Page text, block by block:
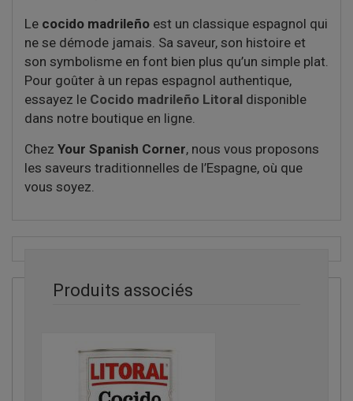
Le cocido madrileño est un classique espagnol qui
ne se démode jamais. Sa saveur, son histoire et
son symbolisme en font bien plus qu’un simple plat.
Pour goûter à un repas espagnol authentique,
essayez le Cocido madrileño Litoral disponible
dans notre boutique en ligne.
Chez Your Spanish Corner, nous vous proposons
les saveurs traditionnelles de l’Espagne, où que
vous soyez.
Produits associés